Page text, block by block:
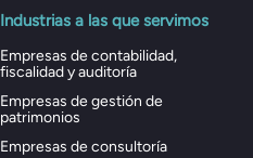
Industrias a las que servimos
Empresas de contabilidad,
fiscalidad y auditoría
Empresas de gestión de
patrimonios
Empresas de consultoría